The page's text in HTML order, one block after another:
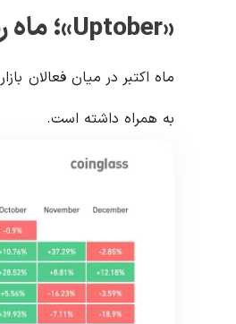
«Uptober»؛ ماه رشد بیت‌کوین
به همراه داشته است.